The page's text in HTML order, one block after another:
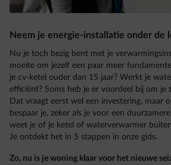
Neem je energie-installatie onder de
Nu je toch bezig bent met je
moeite om jezelf een paar meer
je cv-ketel ouder dan 15 jaar? Werkt je
efficiënt? Soms heb je er voordeel bij om je
Dat vraagt eerst wel een investering, maar
bespaar je, zeker als je voor een
weet je of je ketel of waterverwarmer
Je ontdekt het in 5 stappen in onze gids.
Zo, nu is je woning klaar voor het nieuwe